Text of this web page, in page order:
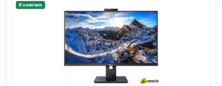
В наличии